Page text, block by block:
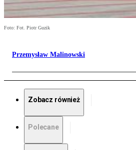
Foto: Fot. Piotr Guzik
Przemysław Malinowski
Zobacz również
Polecane